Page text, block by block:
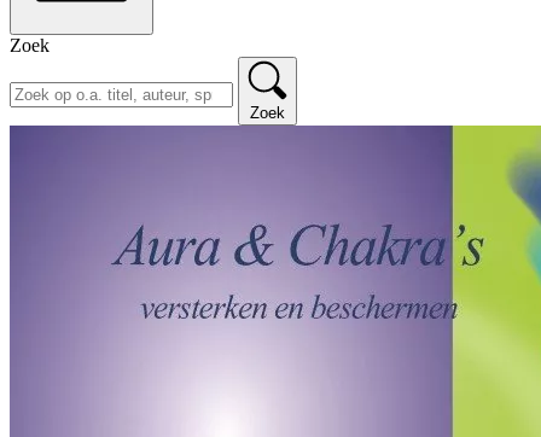
Zoek
Zoek